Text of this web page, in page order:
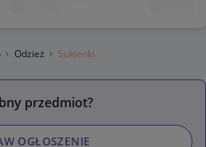
Odzież Sukienki
przedmiot?
OGŁOSZENIE